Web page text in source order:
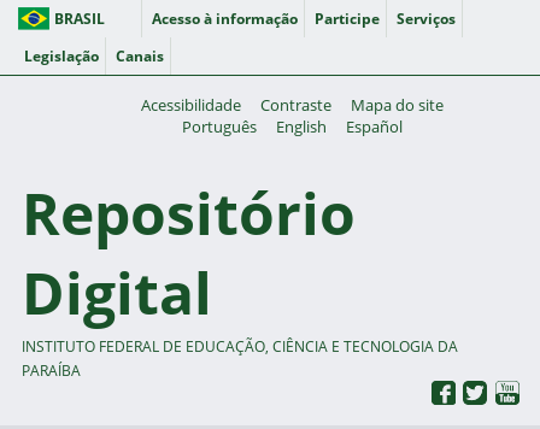
BRASIL Acesso à informação Participe
Serviços
Legislação
Canais
Acessibilidade Contraste
Mapa do site
Português
English Español
Repositório
Digital
INSTITUTO FEDERAL DE EDUCAÇÃO, CIÊNCIA E TECNOLOGIA DA
PARAÍBA